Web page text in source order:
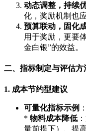
动态调整，持续
化，奖励机制也
预算联动，固化
用于奖励，更要
金白银”的效益。
二、指标制定与评估方
1. 成本节约型建议
可量化指标示例 ：
* 物料成本降低
量前提下）、提